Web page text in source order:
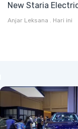
New Staria
Hybrid yang
Anjar Leksana . Hari ini